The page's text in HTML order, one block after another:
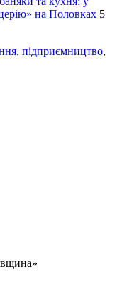
на Половках 5
, підприємництво,